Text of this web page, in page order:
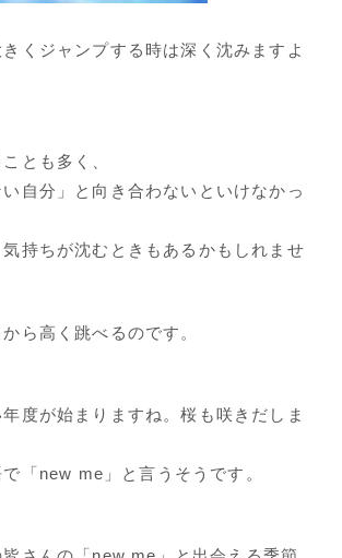
くジャンプする時は深く沈みますよ
とも多く、
自分」と向き合わないといけなかっ
持ちが沈むときもあるかもしれませ
ら高く跳べるのです。
度が始まりますね。桜も咲きだしま
「new me」と言うそうです。